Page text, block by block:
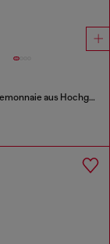
Trifold-Portemonnaie aus Hochglanz-Leder